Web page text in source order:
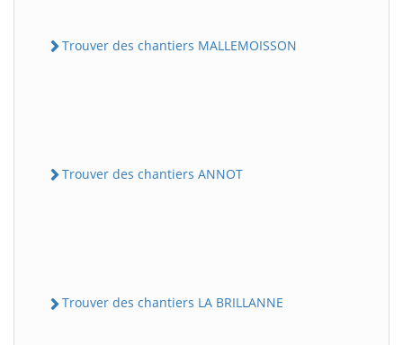
Trouver des chantiers MALLEMOISSON
Trouver des chantiers ANNOT
Trouver des chantiers LA BRILLANNE